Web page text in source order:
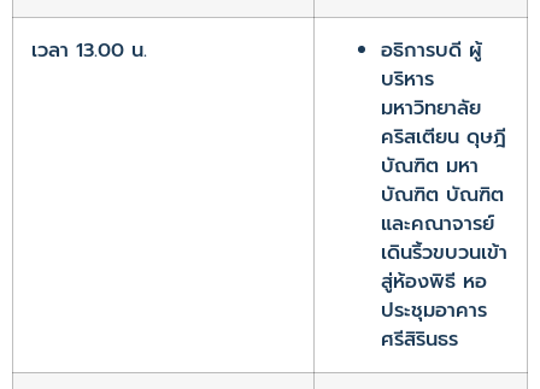
เวลา 13.00 น.
อธิการบดี ผู้
บริหาร
มหาวิทยาลัย
คริสเตียน ดุษฎี
บัณฑิต มหา
บัณฑิต บัณฑิต
และคณาจารย์
เดินริ้วขบวนเข้า
สู่ห้องพิธี หอ
ประชุมอาคาร
ศรีสิรินธร